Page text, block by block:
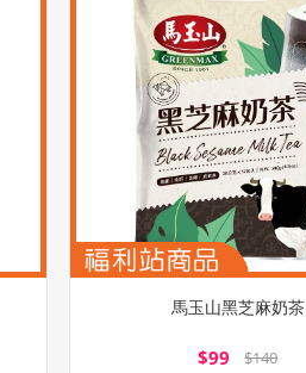
馬玉山黑芝麻奶茶
$99 $140